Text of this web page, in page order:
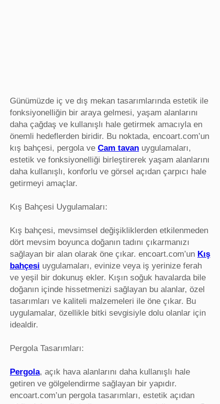
Günümüzde iç ve dış mekan tasarımlarında estetik ile
fonksiyonelliğin bir araya gelmesi, yaşam alanlarını
daha çağdaş ve kullanışlı hale getirmek amacıyla en
önemli hedeflerden biridir. Bu noktada, encoart.com’un
kış bahçesi, pergola ve Cam tavan uygulamaları,
estetik ve fonksiyonelliği birleştirerek yaşam alanlarını
daha kullanışlı, konforlu ve görsel açıdan çarpıcı hale
getirmeyi amaçlar.
Kış Bahçesi Uygulamaları:
Kış bahçesi, mevsimsel değişikliklerden etkilenmeden
dört mevsim boyunca doğanın tadını çıkarmanızı
sağlayan bir alan olarak öne çıkar. encoart.com’un Kış
bahçesi uygulamaları, evinize veya iş yerinize ferah
ve yeşil bir dokunuş ekler. Kışın soğuk havalarda bile
doğanın içinde hissetmenizi sağlayan bu alanlar, özel
tasarımları ve kaliteli malzemeleri ile öne çıkar. Bu
uygulamalar, özellikle bitki sevgisiyle dolu olanlar için
idealdir.
Pergola Tasarımları:
Pergola, açık hava alanlarını daha kullanışlı hale
getiren ve gölgelendirme sağlayan bir yapıdır.
encoart.com’un pergola tasarımları, estetik açıdan